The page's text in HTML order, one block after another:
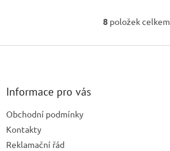
O
l
8 položek celkem
Informace pro vás
Obchodní podmínky
Kontakty
Reklamační řád